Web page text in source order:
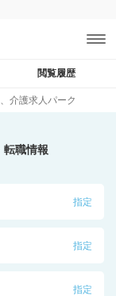
閲覧履歴
介護求人パーク
転職情報
指定
指定
指定